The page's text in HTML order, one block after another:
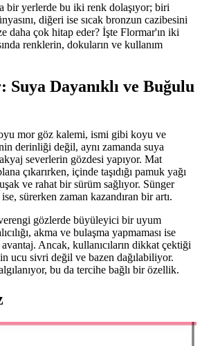
bir yerlerde bu iki renk dolaşıyor; biri
diğeri ise sıcak bronzun cazibesini
daha çok hitap eder? İşte Flormar'ın iki
renklerin, dokuların ve kullanım
Dayanıklı ve Buğulu
mor göz kalemi, ismi gibi koyu ve
derinliği değil, aynı zamanda suya
severlerin gözdesi yapıyor. Mat
çıkarırken, içinde taşıdığı pamuk yağı
ve rahat bir sürüm sağlıyor. Sünger
sürerken zaman kazandıran bir artı.
gözlerde büyüleyici bir uyum
akma ve bulaşma yapmaması ise
Ancak, kullanıcıların dikkat çektiği
ucu sivri değil ve bazen dağılabiliyor.
bu da tercihe bağlı bir özellik.